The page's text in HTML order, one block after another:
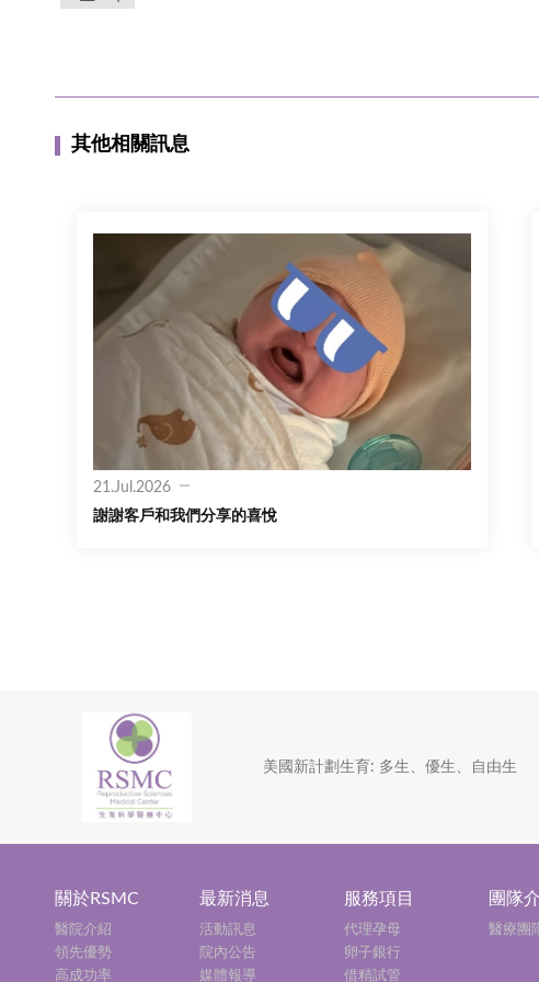
其他相關訊息
21.Jul.2026
謝謝客戶和我們分享的喜悅
美國新計劃生育: 多生、優生、自由生
關於RSMC
醫院介紹
領先優勢
高成功率
最新消息
活動訊息
院內公告
媒體報導
服務項目
代理孕母
卵子銀行
借精試管
團隊
醫療團